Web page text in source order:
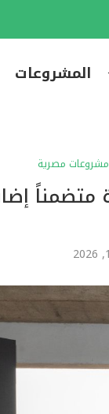
المشروعات
مشروعات مصرية